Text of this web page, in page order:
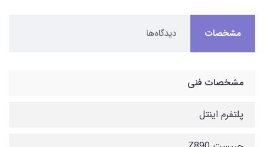
مشخصات دیدگاه‌ها
مشخصات فنی
پلتفرم اینتل